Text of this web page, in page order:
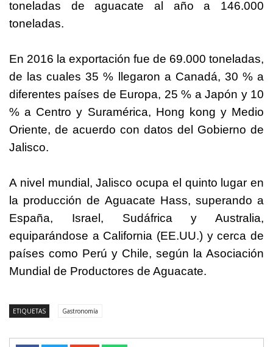
toneladas de aguacate al año a 146.000
toneladas.
En 2016 la exportación fue de 69.000 toneladas,
de las cuales 35 % llegaron a Canadá, 30 % a
diferentes países de Europa, 25 % a Japón y 10
% a Centro y Suramérica, Hong kong y Medio
Oriente, de acuerdo con datos del Gobierno de
Jalisco.
A nivel mundial, Jalisco ocupa el quinto lugar en
la producción de Aguacate Hass, superando a
España, Israel, Sudáfrica y Australia,
equiparándose a California (EE.UU.) y cerca de
países como Perú y Chile, según la Asociación
Mundial de Productores de Aguacate.
ETIQUETAS Gastronomía